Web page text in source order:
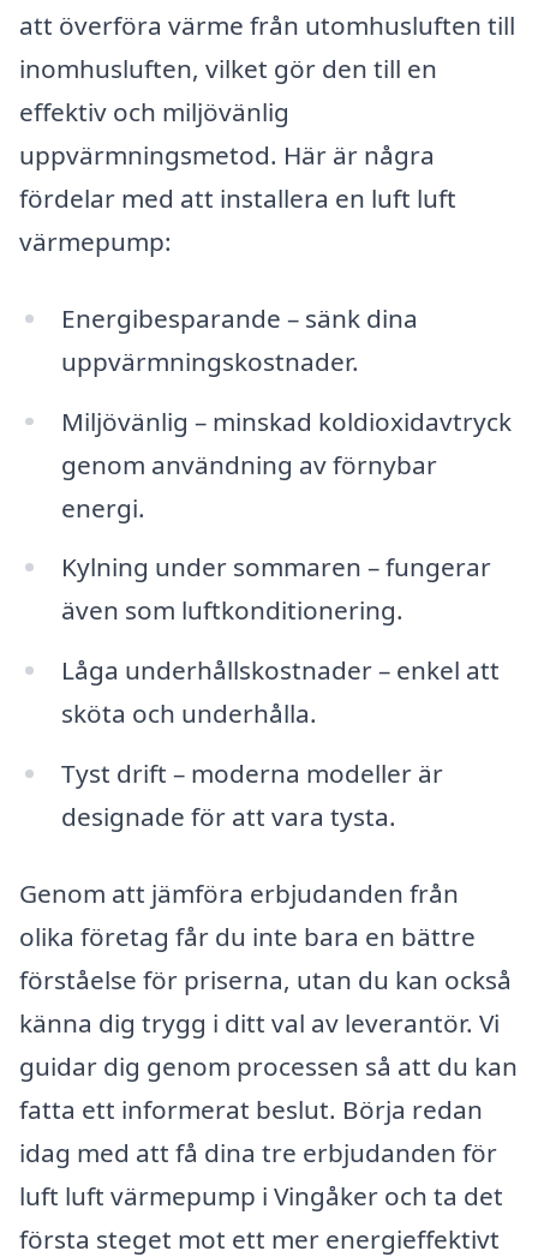
att överföra värme från utomhusluften till
inomhusluften, vilket gör den till en
effektiv och miljövänlig
uppvärmningsmetod. Här är några
fördelar med att installera en luft luft
värmepump:
Energibesparande – sänk dina
uppvärmningskostnader.
Miljövänlig – minskad koldioxidavtryck
genom användning av förnybar
energi.
Kylning under sommaren – fungerar
även som luftkonditionering.
Låga underhållskostnader – enkel att
sköta och underhålla.
Tyst drift – moderna modeller är
designade för att vara tysta.
Genom att jämföra erbjudanden från
olika företag får du inte bara en bättre
förståelse för priserna, utan du kan också
känna dig trygg i ditt val av leverantör. Vi
guidar dig genom processen så att du kan
fatta ett informerat beslut. Börja redan
idag med att få dina tre erbjudanden för
luft luft värmepump i Vingåker och ta det
första steget mot ett mer energieffektivt